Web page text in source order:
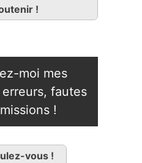
!
moi mes
fautes
!
vous !